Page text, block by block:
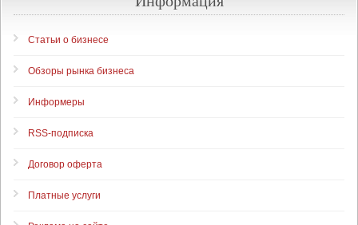
Статьи о бизнесе
Обзоры рынка бизнеса
Информеры
RSS-подписка
Договор оферта
Платные услуги